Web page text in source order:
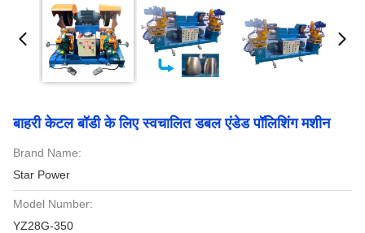
बाहरी केटल बॉडी के लिए स्वचालित डबल एंडेड पॉलिशिंग मशीन
Brand Name:
Star Power
Model Number:
YZ28G-350